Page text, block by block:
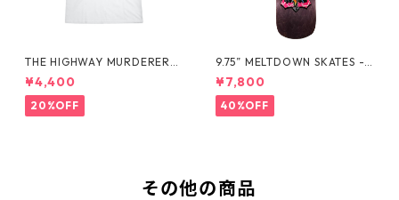
THE HIGHWAY MURDERERS
Back-Logo Tee -White
¥4,400
20%OFF
9.75” MELTDOWN SKATES -
EXCALIBIRD DECK -
¥7,800
40%OFF
その他の商品